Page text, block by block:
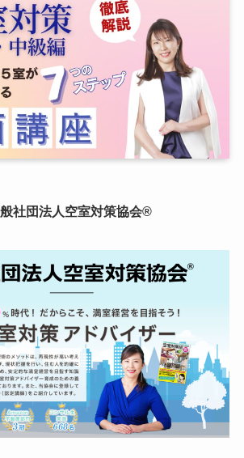
般社団法人空室対策協会®︎